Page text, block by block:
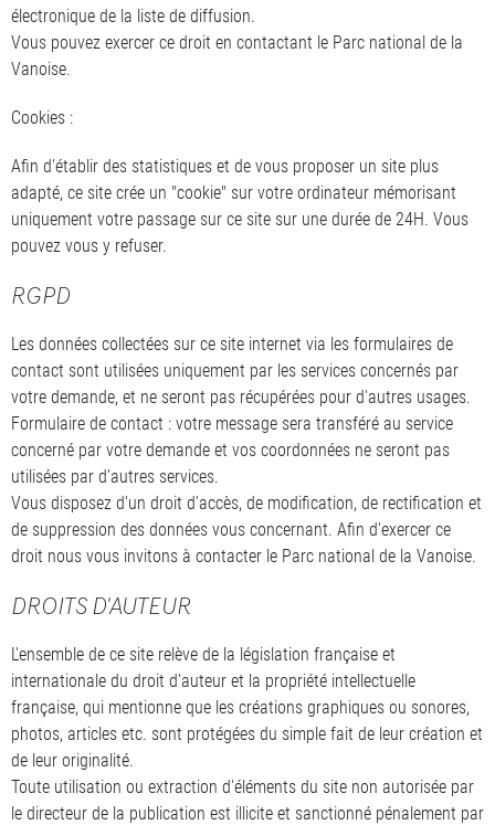
électronique de la liste de diffusion.
Vous pouvez exercer ce droit en contactant le Parc national de la
Vanoise.
Cookies :
Afin d'établir des statistiques et de vous proposer un site plus
adapté, ce site crée un "cookie" sur votre ordinateur mémorisant
uniquement votre passage sur ce site sur une durée de 24H. Vous
pouvez vous y refuser.
RGPD
Les données collectées sur ce site internet via les formulaires de
contact sont utilisées uniquement par les services concernés par
votre demande, et ne seront pas récupérées pour d'autres usages.
Formulaire de contact : votre message sera transféré au service
concerné par votre demande et vos coordonnées ne seront pas
utilisées par d'autres services.
Vous disposez d'un droit d'accès, de modification, de rectification et
de suppression des données vous concernant. Afin d'exercer ce
droit nous vous invitons à contacter le Parc national de la Vanoise.
DROITS D'AUTEUR
L'ensemble de ce site relève de la législation française et
internationale du droit d'auteur et la propriété intellectuelle
française, qui mentionne que les créations graphiques ou sonores,
photos, articles etc. sont protégées du simple fait de leur création et
de leur originalité.
Toute utilisation ou extraction d'éléments du site non autorisée par
le directeur de la publication est illicite et sanctionné pénalement par